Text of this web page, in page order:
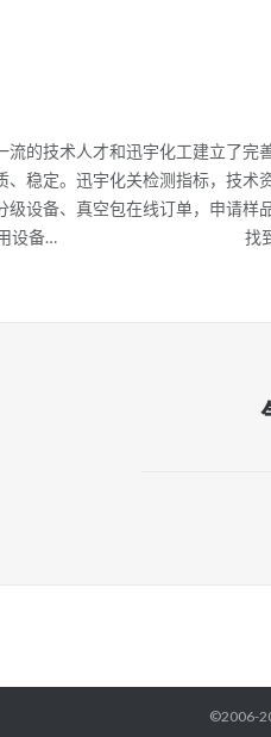
流的技术人才和
、稳定。迅宇化
级设备、真空包
设备…
迅宇化工建立了完
关检测指标，技术
在线订单，申请样
找
©2006-